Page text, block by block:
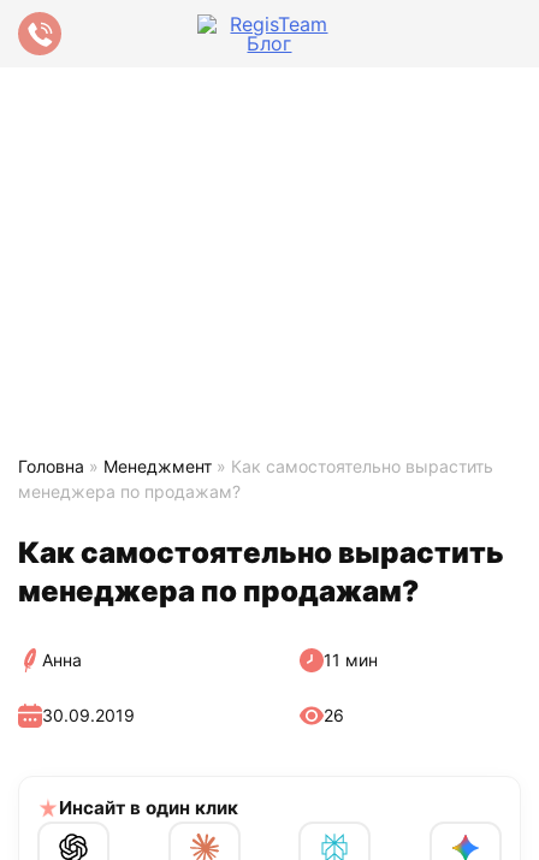
Головна » Менеджмент » Как самостоятельно вырастить
менеджера по продажам?
Как самостоятельно вырастить
менеджера по продажам?
Анна 11 мин
26
30.09.2019
Инсайт в один клик